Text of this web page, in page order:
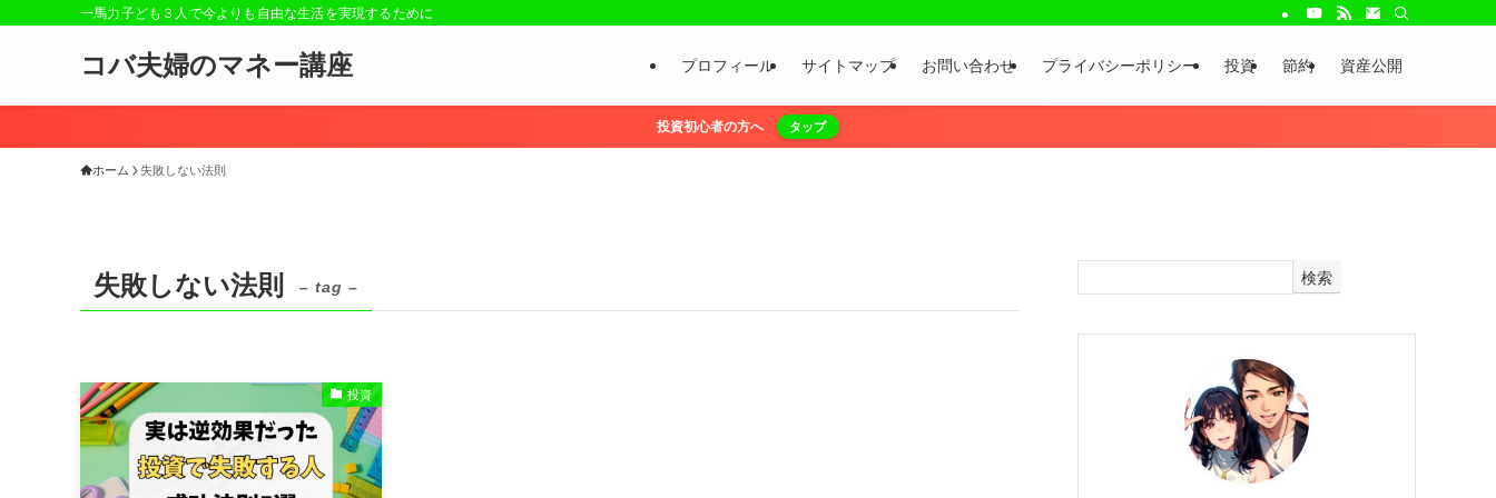
一馬力子ども３人で今よりも自由な生活を実現するために
コバ夫婦のマネー講座 プロフィール サイトマップ お問い合わせ プライバシーポリシー 投資 節約 資産公開
投資初心者の方へ タップ
ホーム 失敗しない法則
失敗しない法則 – tag –
投資
検索